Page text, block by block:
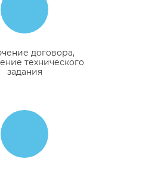
договора,
технического
задания